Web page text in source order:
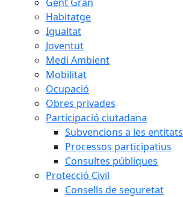
Habitatge
Igualtat
Joventut
Medi Ambient
Mobilitat
Ocupació
Obres privades
Participació ciutadana
Subvencions a les entitats
Processos participatius
Consultes públiques
Protecció Civil
Consells de seguretat